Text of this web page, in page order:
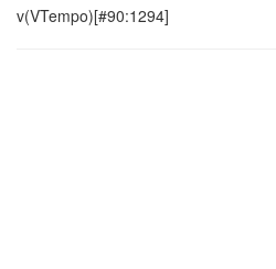
v(VTempo)[#90:1294]